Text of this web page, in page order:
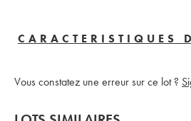
CARACTERISTIQUES
Vous constatez une erreur sur ce lot ?